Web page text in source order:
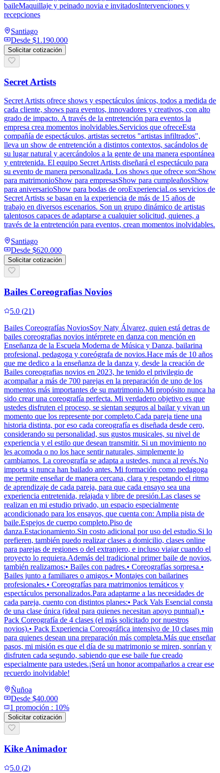
baileMaquillaje y peinado novia e invitadosIntervenciones y
recepciones
Santiago
Desde $1.190.000
Solicitar cotización
Secret Artists
Secret Artists ofrece shows y espectáculos únicos, todos a medida de
cada cliente, shows para eventos, innovadores y creativos, con alto
grado de impacto. A través de la entretención para eventos la
empresa crea momentos inolvidables.Servicios que ofreceEsta
compañía de espectáculos, artistas secretos "artistas infiltrados",
lleva un show de entretención a distintos contextos, sacándolos de
su lugar natural y acercándolos a la gente de una manera espontánea
y entretenida. El equipo Secret Artists diseñará el espectáculo para
su evento de manera personalizada. Los shows que ofrece son:Show
para matrimonioShow para empresasShow para cumpleañosShow
para aniversarioShow para bodas de oroExperienciaLos servicios de
Secret Artists se basan en la experiencia de más de 15 años de
trabajo en diversos escenarios. Son un grupo dinámico de artistas
talentosos capaces de adaptarse a cualquier solicitud, quienes, a
través de la entretención para eventos, crean momentos inolvidables.
Santiago
Desde $620.000
Solicitar cotización
Bailes Coreografias Novios
5.0 (21)
Bailes Coreografías NoviosSoy Naty Álvarez, quien está detras de
bailes coreografias novios intérprete en danza con mención en
Enseñanza de la Escuela Moderna de Música y Danza, bailarina
profesional, pedagoga y coreógrafa de novios.Hace más de 10 años
que me dedico a la enseñanza de la danza y, desde la creación de
Bailes coreografias novios en 2023, he tenido el privilegio de
acompañar a más de 700 parejas en la preparación de uno de los
momentos más importantes de su matrimonio.Mi propósito nunca ha
sido crear una coreografía perfecta. Mi verdadero objetivo es que
ustedes disfruten el proceso, se sientan seguros al bailar y vivan un
momento que los represente por completo.Cada pareja tiene una
historia distinta, por eso cada coreografía es diseñada desde cero,
considerando su personalidad, sus gustos musicales, su nivel de
experiencia y el estilo que desean transmitir. Si un movimiento no
les acomoda o no los hace sentir naturales, simplemente lo
cambiamos. La coreografía se adapta a ustedes, nunca al revés.No
importa si nunca han bailado antes. Mi formación como pedagoga
me permite enseñar de manera cercana, clara y respetando el ritmo
de aprendizaje de cada pareja, para que cada ensayo sea una
experiencia entretenida, relajada y libre de presión.Las clases se
realizan en mi estudio privado, un espacio especialmente
acondicionado para los ensayos, que cuenta con: Amplia pista de
baile.Espejos de cuerpo completo.Piso de
danza.Estacionamiento.Sin costo adicional por uso del estudio.Si lo
prefieren, también puedo realizar clases a domicilio, clases online
para parejas de regiones o del extranjero, e incluso viajar cuando el
proyecto lo requiera.Además del tradicional primer baile de novios,
también realizamos:• Bailes con padres.• Coreografías sorpresa.•
Bailes junto a familiares o amigos.• Montajes con bailarines
profesionales.• Coreografías para matrimonios temáticos y
espectáculos personalizados.Para adaptarme a las necesidades de
cada pareja, cuento con distintos planes:• Pack Vals Esencial consta
de una clase única (ideal para quienes necesitan apoyo puntual).•
Pack Coreografía de 4 clases (el más solicitado por nuestros
novios).• Pack Experiencia Coreográfica intensivo de 10 clases min
para quienes desean una preparación más completa.Más que enseñar
pasos, mi misión es que el día de su matrimonio se miren, sonrían y
disfruten cada segundo, sabiendo que ese baile fue creado
especialmente para ustedes.¡Será un honor acompañarlos a crear ese
recuerdo inolvidable!
Ñuñoa
Desde $40.000
1 promoción : 10%
Solicitar cotización
Kike Animador
5.0 (2)